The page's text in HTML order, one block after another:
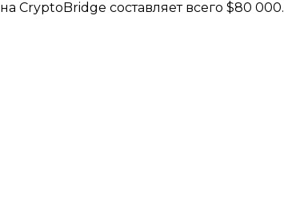
CryptoBridge составляет всего $80 000.